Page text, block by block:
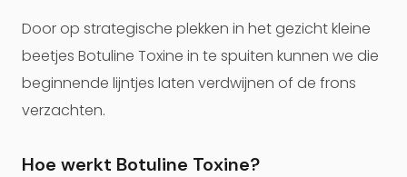
Door op strategische plekken in het gezicht kleine
beetjes Botuline Toxine in te spuiten kunnen we die
beginnende lijntjes laten verdwijnen of de frons
verzachten.
Hoe werkt Botuline Toxine?